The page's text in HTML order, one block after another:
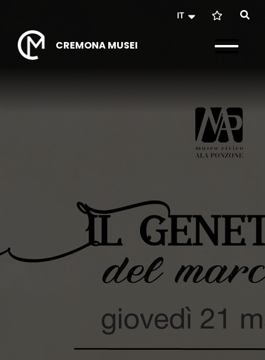
IT
CREMONA MUSEI